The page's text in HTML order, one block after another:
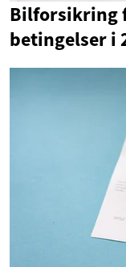
Bilforsikring
betingelser i